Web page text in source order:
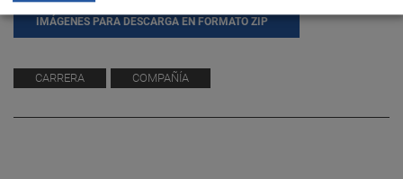
IMÁGENES PARA DESCARGA EN FORMATO ZIP
CARRERA COMPAÑÍA